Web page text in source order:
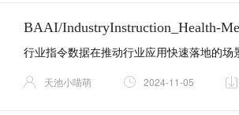
BAAI/IndustryInstruction_Health-
天池小喵萌 2024-11-05